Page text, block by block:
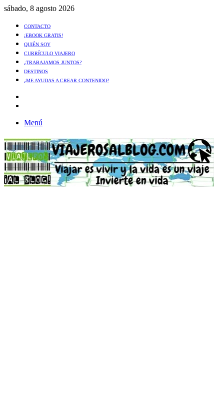
sábado, 8 agosto 2026
CONTACTO
¡EBOOK GRATIS!
QUIÉN SOY
CURRÍCULO VIAJERO
¿TRABAJAMOS JUNTOS?
DESTINOS
¿ME AYUDAS A CREAR CONTENIDO?
Menú